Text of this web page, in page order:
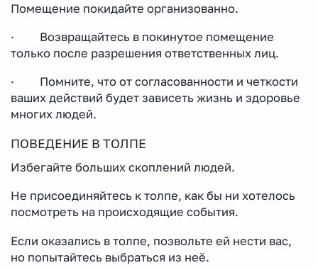
Помещение покидайте организованно.
· Возвращайтесь в покинутое помещение
только после разрешения ответственных лиц.
· Помните, что от согласованности и четкости
ваших действий будет зависеть жизнь и здоровье
многих людей.
ПОВЕДЕНИЕ В ТОЛПЕ
Избегайте больших скоплений людей.
Не присоединяйтесь к толпе, как бы ни хотелось
посмотреть на происходящие события.
Если оказались в толпе, позвольте ей нести вас,
но попытайтесь выбраться из неё.